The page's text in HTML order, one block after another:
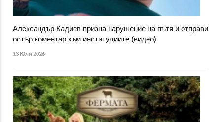
Александър Кадиев призна нарушение на пътя и отправи
остър коментар към институциите (видео)
13 Юли 2026